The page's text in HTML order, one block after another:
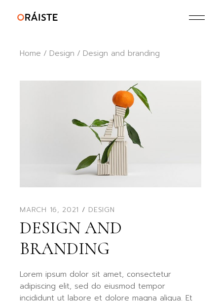
Home Design Design and branding
MARCH 16, 2021 DESIGN
DESIGN AND
BRANDING
Lorem ipsum dolor sit amet, consectetur
adipiscing elit, sed do eiusmod tempor
incididunt ut labore et dolore magna aliqua. Et